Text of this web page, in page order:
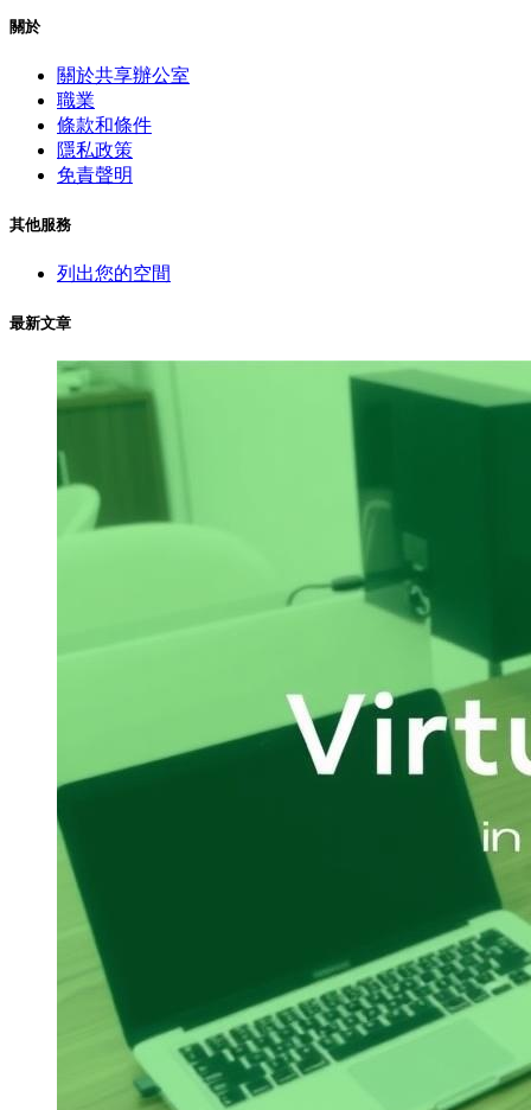
關於
關於共享辦公室
職業
條款和條件
隱私政策
免責聲明
其他服務
列出您的空間
最新文章